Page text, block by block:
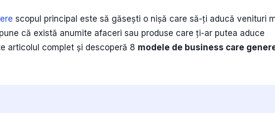
scopul principal este să găsești o nișă care să-ți aducă venituri
că există anumite afaceri sau produse care ți-ar putea aduce
articolul complet și descoperă 8 modele de business care